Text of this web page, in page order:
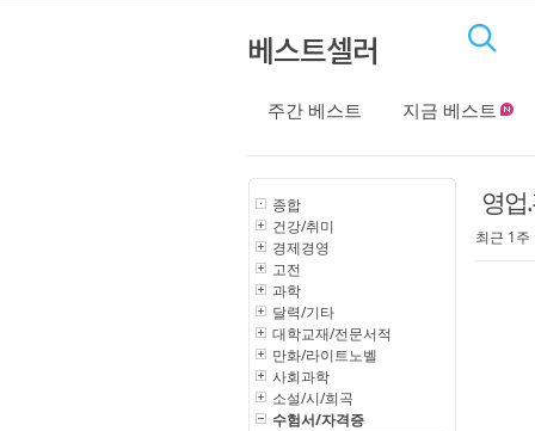
베스트셀러
주간 베스트 지금 베스트
종합
건강/취미
경제경영
고전
과학
달력/기타
대학교재/전문서적
만화/라이트노벨
사회과학
소설/시/희곡
수험서/자격증
영업
최근 1주